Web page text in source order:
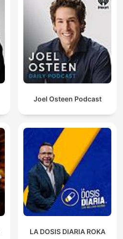
Joel Osteen Podcast
LA DOSIS DIARIA ROKA